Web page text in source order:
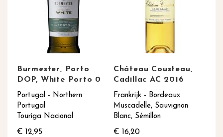
Burmester, Porto
DOP, White Porto 0
Portugal - Northern
Portugal
Touriga Nacional
€ 12,95
Château Cousteau,
Cadillac AC 2016
Frankrijk - Bordeaux
Muscadelle, Sauvignon
Blanc, Sémillon
€ 16,20